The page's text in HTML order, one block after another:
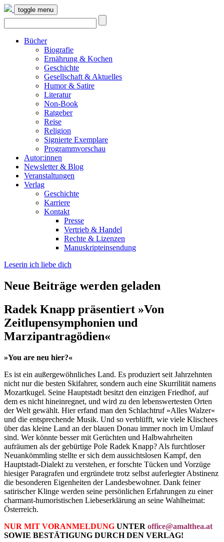
toggle menu
Bücher
Biografie
Ernährung & Kochen
Geschichte
Gesellschaft & Aktuelles
Humor & Satire
Literatur
Non-Book
Ratgeber
Reise
Religion
Signierte Exemplare
Programmvorschau
Autor:innen
Newsletter & Blog
Veranstaltungen
Verlag
Geschichte
Karriere
Kontakt
Presse
Vertrieb & Handel
Rechte & Lizenzen
Manuskripteinsendung
Leserin ich liebe dich
Neue Beiträge werden geladen
Radek Knapp präsentiert »Von
Zeitlupensymphonien und
Marzipantragödien«
»You are neu hier?«
Es ist ein außergewöhnliches Land. Es produziert seit Jahrzehnten
nicht nur die besten Skifahrer, sondern auch eine Skurrilität namens
Mozartkugel. Seine Hauptstadt besitzt den einzigen Friedhof, auf
dem es nicht hineinregnet, und wird zu den lebenswertesten Orten
der Welt gewählt. Hier erfand man den Schlachtruf »Alles Walzer«
und die entsprechende Musik. Und so verblüfft, wie viele Klischees
über das kleine Land an der blauen Donau immer noch im Umlauf
sind. Wer könnte besser mit Gerüchten und Halbwahrheiten
aufräumen als der gebürtige Pole Radek Knapp? Als furchtloser
Neuankömmling stellte er sich dem aussichtslosen Kampf, den
Hauptstadt-Dialekt zu verstehen, er forschte Tücken und Vorzüge
hiesiger Paragrafen und ergründete trotz selbst auferlegter Abstinenz
die besonderen Eigenheiten der Landesbewohner. Dank feiner
satirischer Klinge werden seine persönlichen Erfahrungen zu einer
charmant-humoristischen Liebeserklärung an seine Wahlheimat:
Österreich.
NUR MIT VORANMELDUNG UNTER office@amalthea.at
SOWIE BESTÄTIGUNG DURCH DEN VERLAG!